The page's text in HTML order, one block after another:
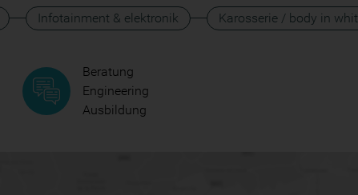
Infotainment & elektronik Karosserie / body in
Beratung
Engineering
Ausbildung